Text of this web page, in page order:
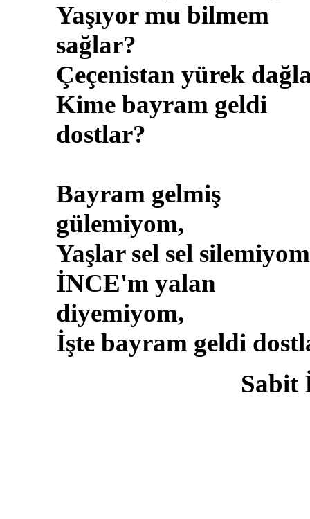
Yaşıyor mu bilmem
sağlar?
Çeçenistan yürek
Kime bayram geldi
dostlar?
Bayram gelmiş
gülemiyom,
Yaşlar sel sel
İNCE'm yalan
diyemiyom,
İşte bayram geldi
Sabit